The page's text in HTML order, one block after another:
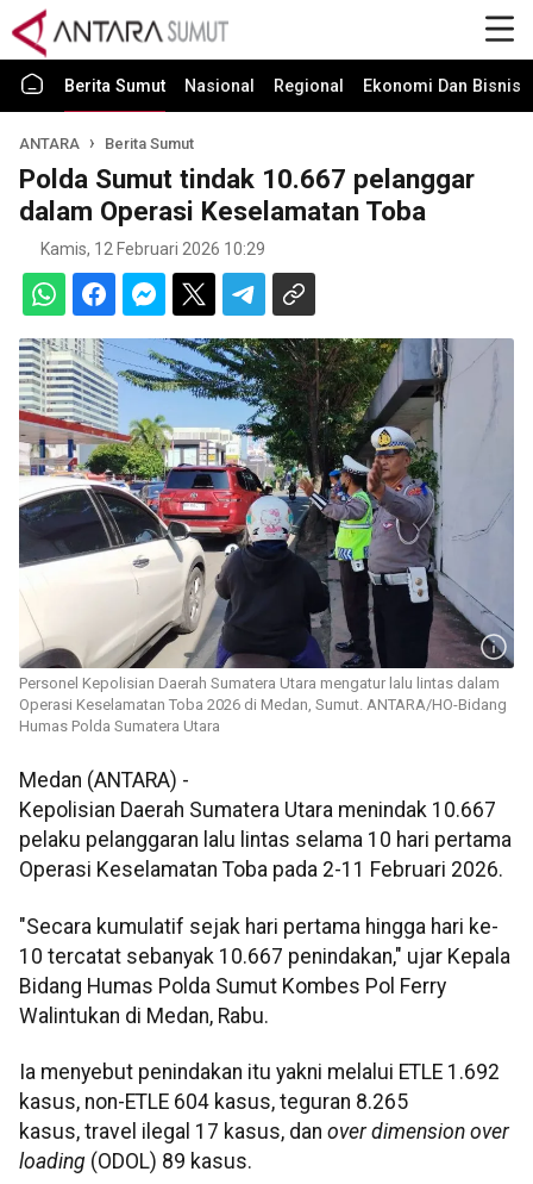
Berita Sumut Nasional Regional Ekonomi Dan Bisnis
ANTARA Berita Sumut
Polda Sumut tindak 10.667 pelanggar
dalam Operasi Keselamatan Toba
Kamis, 12 Februari 2026 10:29
Personel Kepolisian Daerah Sumatera Utara mengatur lalu lintas dalam
Operasi Keselamatan Toba 2026 di Medan, Sumut. ANTARA/HO-Bidang
Humas Polda Sumatera Utara
Medan (ANTARA) -
Kepolisian Daerah Sumatera Utara menindak 10.667
pelaku pelanggaran lalu lintas selama 10 hari pertama
Operasi Keselamatan Toba pada 2-11 Februari 2026.
"Secara kumulatif sejak hari pertama hingga hari ke-
10 tercatat sebanyak 10.667 penindakan," ujar Kepala
Bidang Humas Polda Sumut Kombes Pol Ferry
Walintukan di Medan, Rabu.
Ia menyebut penindakan itu yakni melalui ETLE 1.692
kasus, non-ETLE 604 kasus, teguran 8.265
kasus, travel ilegal 17 kasus, dan over dimension over
loading (ODOL) 89 kasus.